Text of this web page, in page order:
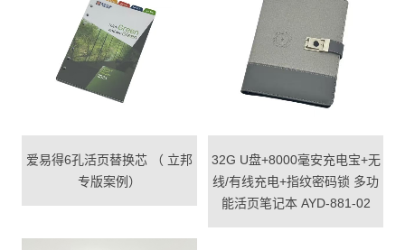
爱易得6孔活页替换芯 （ 立邦
专版案例）
32G U盘+8000毫安充电宝+无
线/有线充电+指纹密码锁 多功
能活页笔记本 AYD-881-02